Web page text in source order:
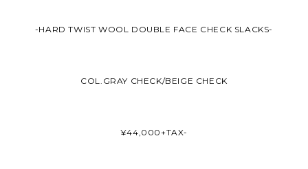
-HARD TWIST WOOL DOUBLE FACE CHECK SLACKS-
COL.GRAY CHECK/BEIGE CHECK
¥44,000+TAX-